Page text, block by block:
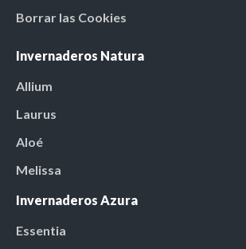
Borrar las Cookies
Invernaderos Natura
Allium
Laurus
Aloé
Melissa
Invernaderos Azura
Essentia